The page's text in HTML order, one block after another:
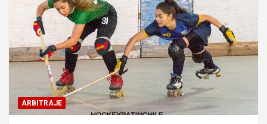
ARBITRAJE